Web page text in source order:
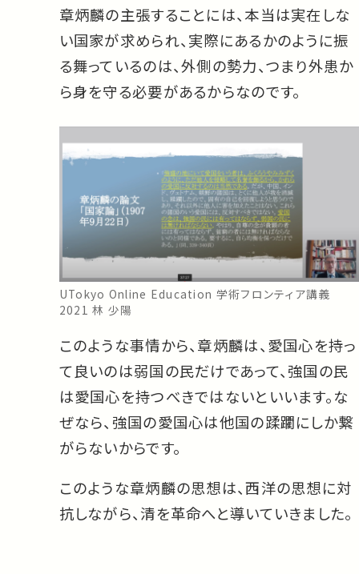
章炳麟の主張することには、本当は実在しな
い国家が求められ、実際にあるかのように振
る舞っているのは、外側の勢力、つまり外患か
ら身を守る必要があるからなのです。
UTokyo Online Education 学術フロンティア講義
2021 林 少陽
このような事情から、章炳麟は、愛国心を持っ
て良いのは弱国の民だけであって、強国の民
は愛国心を持つべきではないといいます。な
ぜなら、強国の愛国心は他国の蹂躙にしか繋
がらないからです。
このような章炳麟の思想は、西洋の思想に対
抗しながら、清を革命へと導いていきました。